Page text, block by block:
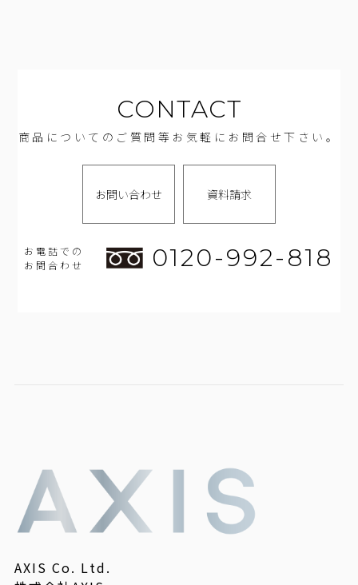
CONTACT
商品についてのご質問等お気軽にお問合せ下さい。
お問い合わせ 資料請求
お電話での
お問合わせ
0120-992-818
AXIS Co. Ltd.